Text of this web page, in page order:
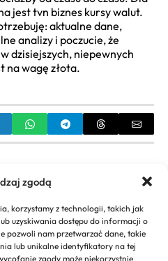
zgodą
korzystamy z technologii, takich jak
uzyskiwania dostępu do informacji o
pozwoli nam przetwarzać dane, takie
lub unikalne identyfikatory na tej
zgody może niekorzystnie
jest tvn biznes kursy walut.
aktualne dane,
analizy i poczucie, że
dzisiejszych, niepewnych
na wagę złota.
biznes poradnik: Kompletny
NEXT
Przewodnik